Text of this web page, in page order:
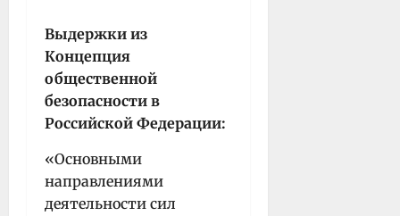
Выдержки из
Концепция
общественной
безопасности в
Российской Федерации:
«Основными
направлениями
деятельности сил